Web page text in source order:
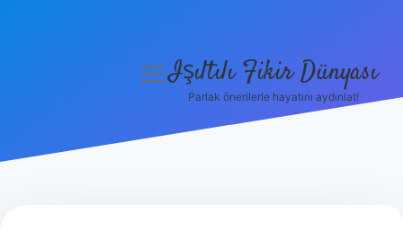
menüyüIşıltılı Fikir Dünyası
Parlak önerilerle hayatını aydınlat!